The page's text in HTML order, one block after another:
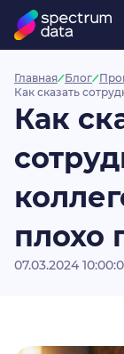
Главная Блог
Как сказать
Как
плохо
07.03.2024